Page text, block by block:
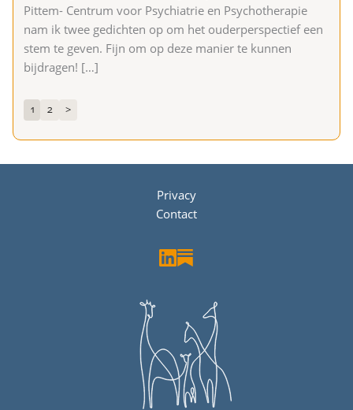
Pittem- Centrum voor Psychiatrie en Psychotherapie
nam ik twee gedichten op om het ouderperspectief een
stem te geven. Fijn om op deze manier te kunnen
bijdragen! […]
1 2 >
Privacy
Contact